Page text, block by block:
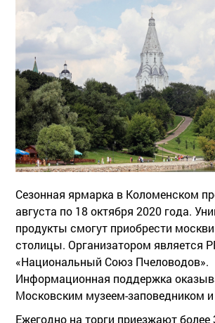
Сезонная ярмарка в Коломенском
августа по 18 октября 2020 года.
продукты смогут приобрести
столицы. Организатором является
«Национальный Союз Пчеловодов».
Информационная поддержка
Московским музеем-заповедником
Ежегодно на торги приезжают более